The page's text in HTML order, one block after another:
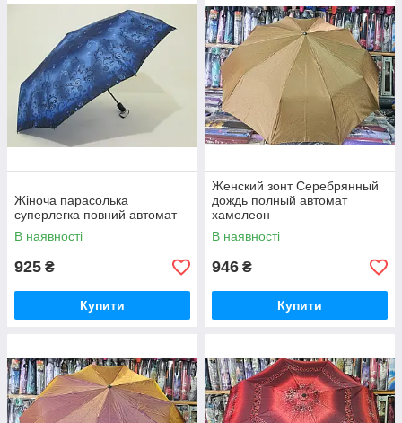
Жіноча парасолька
суперлегка повний автомат
В наявності
925 ₴
Купити
Женский зонт Серебрянный
дождь полный автомат
хамелеон
В наявності
946 ₴
Купити